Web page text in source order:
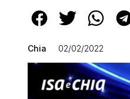
Chia 02/02/2022